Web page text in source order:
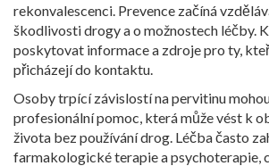
rekonvalescenci. Prevence začíná
škodlivosti drogy a o možnostech léčby.
poskytovat informace a zdroje pro ty,
přicházejí do kontaktu.
Osoby trpící závislostí na pervitinu
profesionální pomoc, která může vést k
života bez používání drog. Léčba často
farmakologické terapie a psychoterapie,